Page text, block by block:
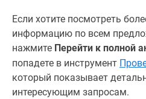
Если хотите посмотреть
информацию по всем
нажмите Перейти к полной
попадете в инструмент
который показывает
интересующим запросам.